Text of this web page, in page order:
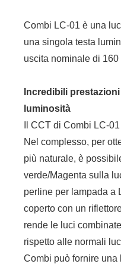
Combi LC-01 è una
una singola testa
uscita nominale di 160
Incredibili
luminosità
Il CCT di Combi LC-
Nel complesso, per
più naturale, è
verde/Magenta sulla
perline per lampada a
coperto con un
rende le luci
rispetto alle normali
Combi può fornire